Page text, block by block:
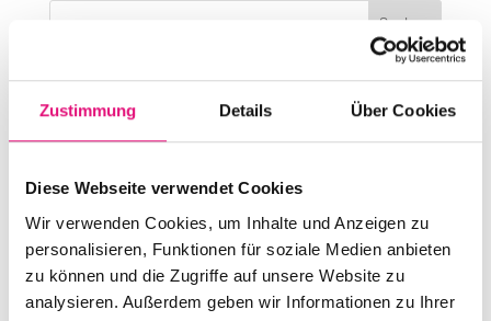
Zustimmung Details Über Cookies
Diese Webseite verwendet Cookies
Wir verwenden Cookies, um Inhalte und Anzeigen zu
personalisieren, Funktionen für soziale Medien anbieten
zu können und die Zugriffe auf unsere Website zu
analysieren. Außerdem geben wir Informationen zu Ihrer
Recent Posts
Teilnahme Hamburg/Mahnwache
zum Anschlag beim 48. CSD
Anlaufstellen für Hilfe
Aktuelle Informationen
Die Berliner Rapperin Ikkimel ist der Surprise